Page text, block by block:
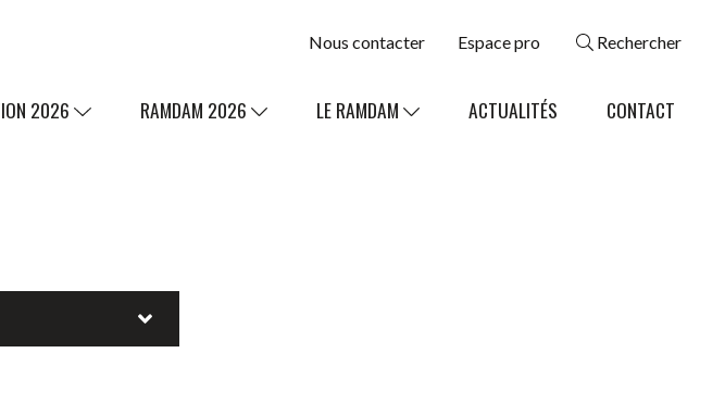
Nous contacter Espace pro Rechercher
2026 RAMDAM 2026 LE RAMDAM ACTUALITÉS CONTACT